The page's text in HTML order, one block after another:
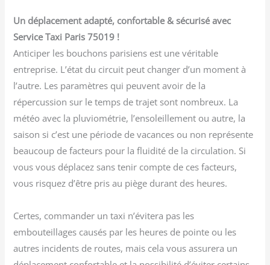
Un déplacement adapté, confortable & sécurisé avec
Service Taxi Paris 75019 !
Anticiper les bouchons parisiens est une véritable
entreprise. L’état du circuit peut changer d’un moment à
l’autre. Les paramètres qui peuvent avoir de la
répercussion sur le temps de trajet sont nombreux. La
météo avec la pluviométrie, l’ensoleillement ou autre, la
saison si c’est une période de vacances ou non représente
beaucoup de facteurs pour la fluidité de la circulation. Si
vous vous déplacez sans tenir compte de ces facteurs,
vous risquez d’être pris au piège durant des heures.
Certes, commander un taxi n’évitera pas les
embouteillages causés par les heures de pointe ou les
autres incidents de routes, mais cela vous assurera un